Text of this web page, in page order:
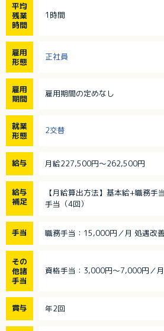
平均
残業
時間
1時間
雇用
形態
正社員
雇用
期間
雇用期間の定めなし
就業
形態
2交替
給与 月給227,500円～262,500円
給与
補足
【月給算出方法】基本給+職務
手当（4回）
手当 職務手当：15,000円／月 処遇改
その
他諸
手当
資格手当：3,000円～7,000円／
賞与 年2回